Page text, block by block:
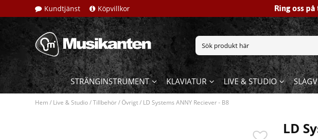
Kundtjänst Köpvillkor Ring oss
STRÄNGINSTRUMENT KLAVIATUR LIVE & STUDIO
Hem / Live & Studio/Tillbehör/Övrigt/ LD Systems ANNY Reciever - B8
LD